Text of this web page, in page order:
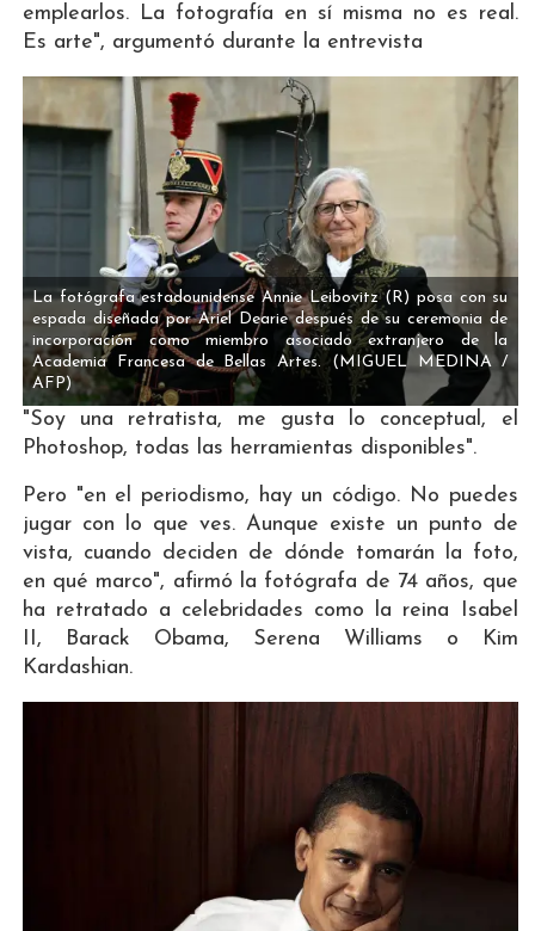
emplearlos. La fotografía en sí misma no es real.
Es arte", argumentó durante la entrevista
La fotógrafa estadounidense Annie Leibovitz (R) posa con su
espada diseñada por Ariel Dearie después de su ceremonia de
incorporación como miembro asociado extranjero de la
Academia Francesa de Bellas Artes.
(MIGUEL MEDINA /
AFP)
"Soy una retratista, me gusta lo conceptual, el
Photoshop, todas las herramientas disponibles".
Pero "en el periodismo, hay un código. No puedes
jugar con lo que ves. Aunque existe un punto de
vista, cuando deciden de dónde tomarán la foto,
en qué marco", afirmó la fotógrafa de 74 años, que
ha retratado a celebridades como la reina Isabel
II, Barack Obama, Serena Williams o Kim
Kardashian.